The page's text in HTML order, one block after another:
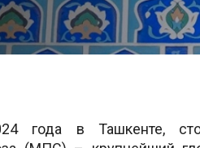
в Ташкенте,